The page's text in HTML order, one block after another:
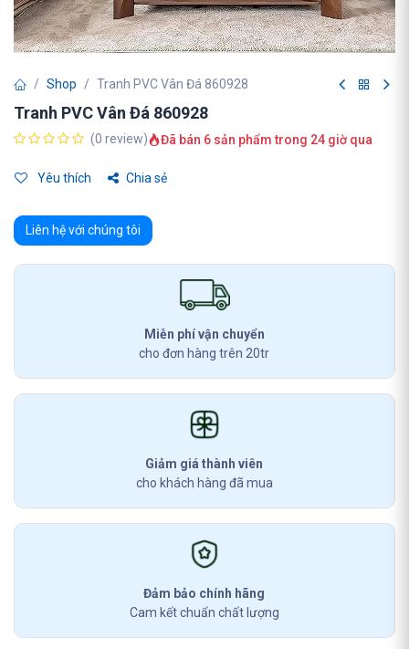
Shop Tranh PVC Vân Đá 860928
Tranh PVC Vân Đá 860928
(0 review) Đã bán 6 sản phẩm trong 24 giờ qua
Yêu thích Chia sẻ
Liên hệ với chúng tôi
Miễn phí vận chuyển
cho đơn hàng trên 20tr
Giảm giá thành viên
cho khách hàng đã mua
Đảm bảo chính hãng
Cam kết chuẩn chất lượng